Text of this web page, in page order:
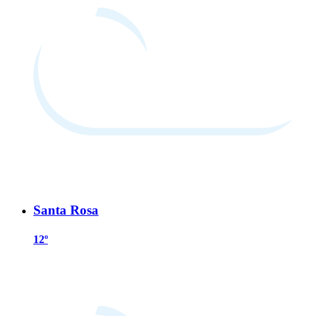
Santa Rosa
12º